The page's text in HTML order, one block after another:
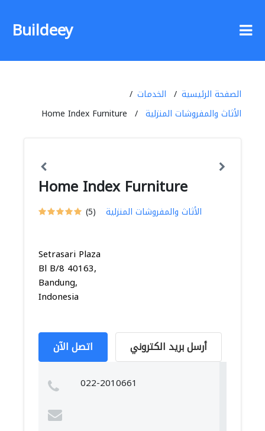
Buildeey
الصفحة الرئيسية
الخدمات
الأثاث والمفروشات المنزلية
Home Index Furniture
Home Index Furniture
(5) الأثاث والمفروشات المنزلية
Setrasari Plaza
Bl B/8 40163,
Bandung,
Indonesia
اتصل الآن أرسل بريد الكتروني
022-2010661